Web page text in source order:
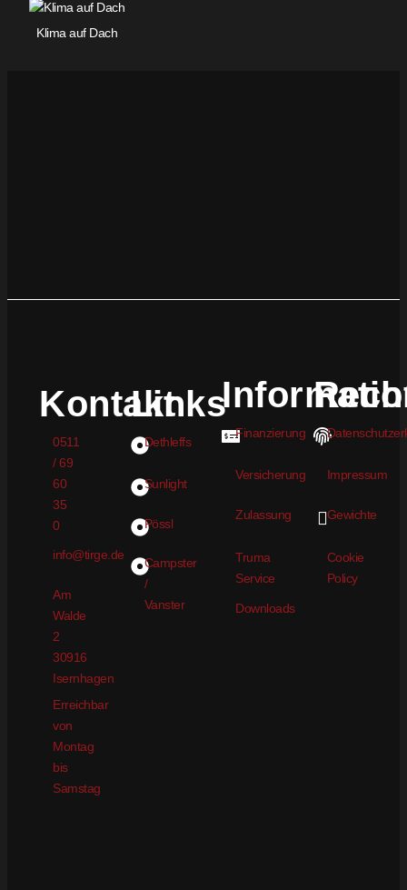
Klima auf Dach
Kontakt
0511
/ 69
60
35
0
info@tirge.de
Am
Walde
2
30916
Isernhagen
Erreichbar
von
Montag
bis
Samstag
Links
Dethleffs
Sunlight
Pössl
Campster
/
Vanster
Finanzierung
Versicherung
Zulassung
Truma
Service
Downloads
Impressum
Gewichte
Cookie
Policy